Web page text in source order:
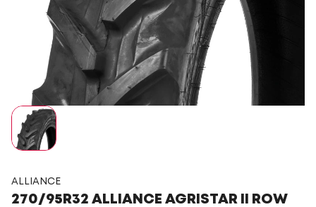
ALLIANCE
270/95R32 ALLIANCE AGRISTAR II ROW